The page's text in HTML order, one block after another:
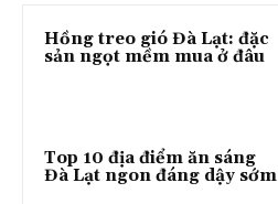
Hồng treo gió Đà Lạt: đặc
sản ngọt mềm mua ở đâu
Top 10 địa điểm ăn sáng
Đà Lạt ngon đáng dậy sớm